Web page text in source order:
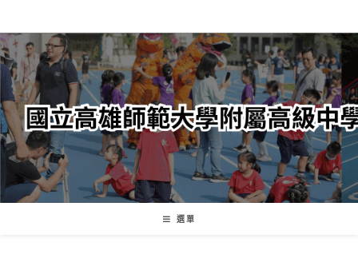
轉
至
主
內
容
選單